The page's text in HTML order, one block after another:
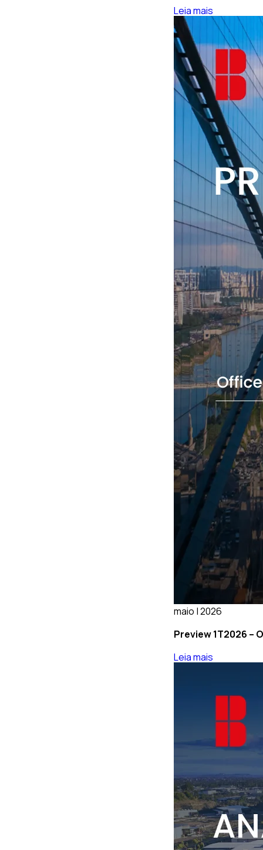
Leia mais
maio | 2026
Preview 1T2026 –
Leia mais